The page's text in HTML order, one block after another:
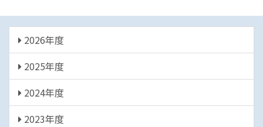
年
度
2026年度
2025年度
2024年度
2023年度